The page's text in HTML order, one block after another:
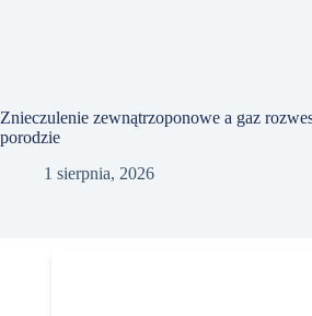
Znieczulenie zewnątrzoponowe a gaz
porodzie
1 sierpnia, 2026